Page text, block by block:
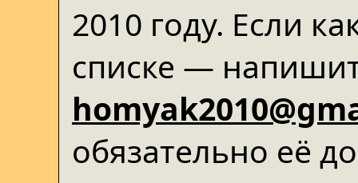
2010 году. Если
списке —
обязательно её